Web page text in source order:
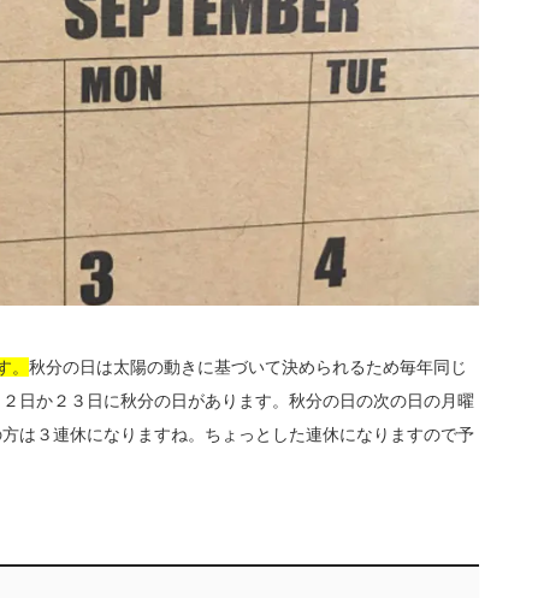
秋分の日は太陽の動きに基づいて決められるため毎年同じ
日か２３日に秋分の日があります。秋分の日の次の日の月曜
は３連休になりますね。ちょっとした連休になりますので予